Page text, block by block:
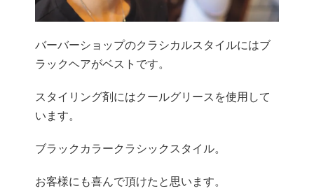
バーバーショップのクラシカルスタイルにはブ
ラックヘアがベストです。
スタイリング剤にはクールグリースを使用して
います。
ブラックカラークラシックスタイル。
お客様にも喜んで頂けたと思います。